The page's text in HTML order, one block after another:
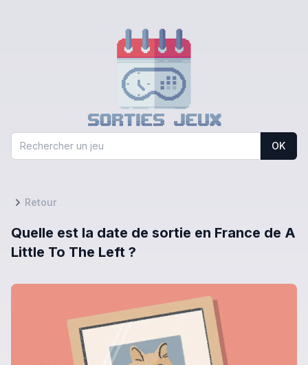
OK
Retour
Quelle est la date de sortie en France de A
Little To The Left ?